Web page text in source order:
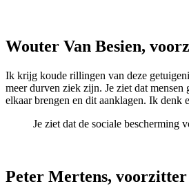
Wouter Van Besien,
Ik krijg koude rillingen van deze
meer durven ziek zijn. Je ziet dat
elkaar brengen en dit aanklagen. Ik denk
Je ziet dat de sociale bescherming
Peter Mertens,